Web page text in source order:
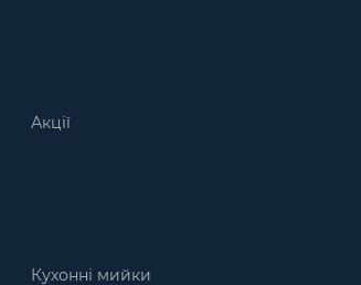
Акції
Кухонні мийки